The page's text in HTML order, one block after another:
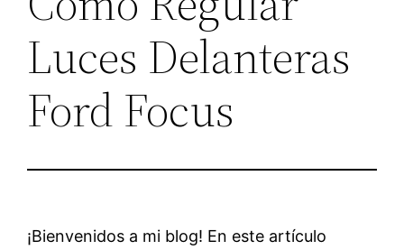
Luces Delanteras
Ford Focus
¡Bienvenidos a mi blog! En este artículo